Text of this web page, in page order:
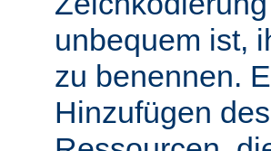
unbequem ist,
zu benennen.
Hinzufügen